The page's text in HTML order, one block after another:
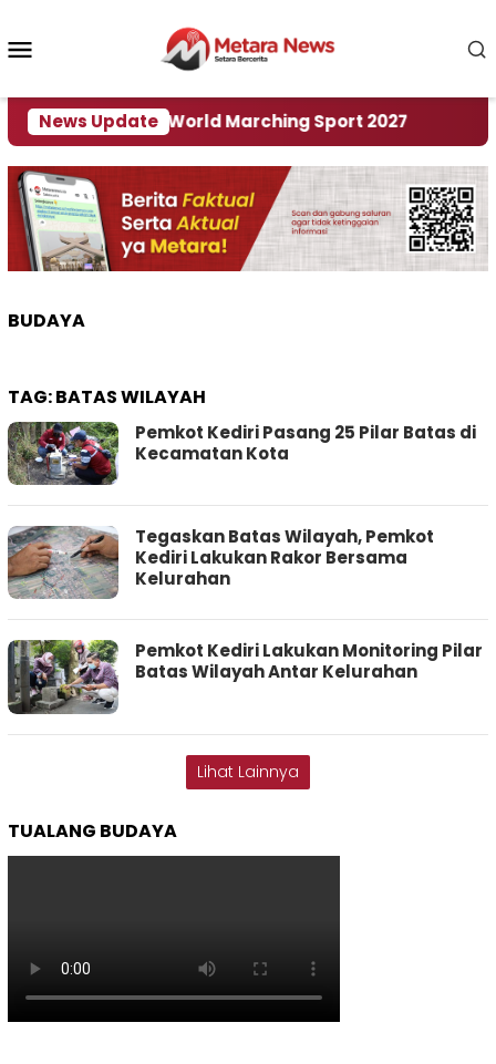
konten
News Update
Rumah World Marching Sport 2027
BUDAYA
TAG:BATAS WILAYAH
Pemkot Kediri Pasang 25 Pilar Batas di
Kecamatan Kota
Tegaskan Batas Wilayah, Pemkot
Kediri Lakukan Rakor Bersama
Kelurahan
Pemkot Kediri Lakukan Monitoring Pilar
Batas Wilayah Antar Kelurahan
Lihat Lainnya
TUALANG BUDAYA